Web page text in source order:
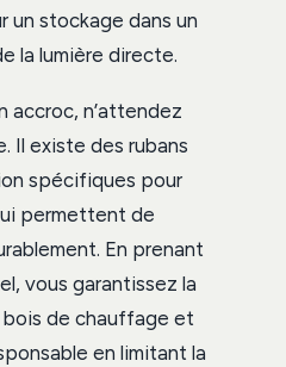
un stockage dans un
la lumière directe.
accroc, n’attendez
Il existe des rubans
spécifiques pour
permettent de
En prenant
vous garantissez la
de chauffage et
en limitant la